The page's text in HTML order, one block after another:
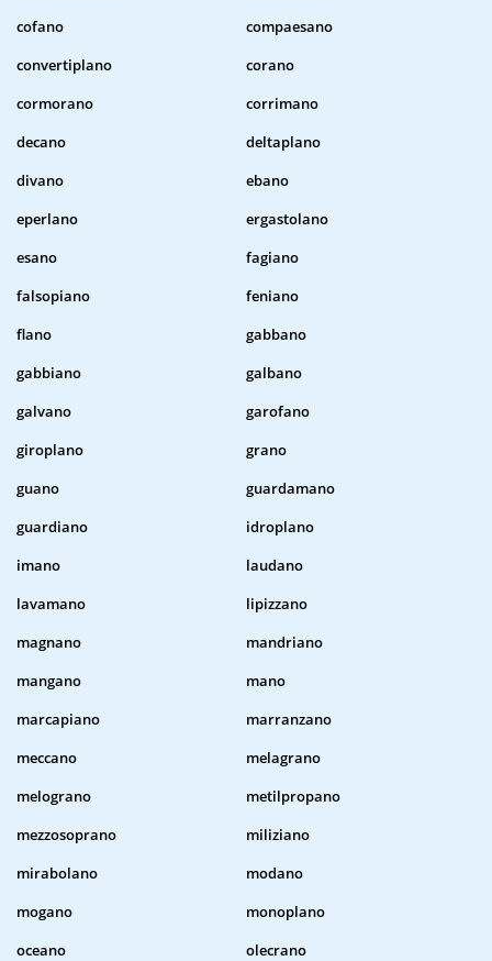
cofano
compaesano
convertiplano
corano
cormorano
corrimano
decano
deltaplano
divano
ebano
eperlano
ergastolano
esano
fagiano
falsopiano
feniano
flano
gabbano
gabbiano
galbano
galvano
garofano
giroplano
grano
guano
guardamano
guardiano
idroplano
imano
laudano
lavamano
lipizzano
magnano
mandriano
mangano
mano
marcapiano
marranzano
meccano
melagrano
melograno
metilpropano
mezzosoprano
miliziano
mirabolano
modano
mogano
monoplano
oceano
olecrano